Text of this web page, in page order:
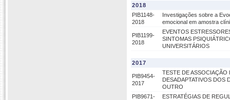
2018
PIB1148-
2018
Investigações sobre a
emocional em amostra
PIB1199-
2018
EVENTOS
SINTOMAS
UNIVERSITÁRIOS
2017
PIB9454-
2017
TESTE DE ASSOCIAÇÃO
DESADAPTATIVOS DOS
OUTRO
PIB9671-
ESTRATÉGIAS DE